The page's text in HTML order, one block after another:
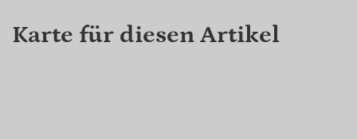
Karte für diesen Artikel